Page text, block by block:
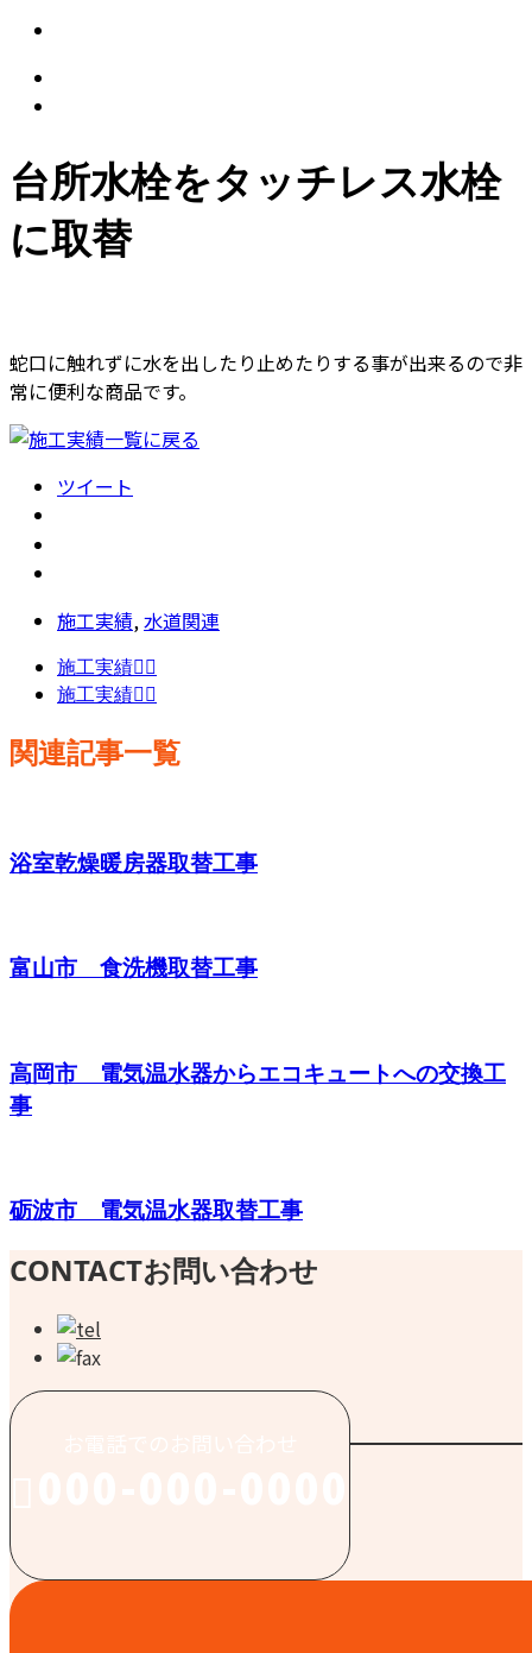
台所水栓をタッチレス水栓
に取替
蛇口に触れずに水を出したり止めたりする事が出来るので非
常に便利な商品です。
ツイート
施工実績,水道関連
施工実績👷‍♂️
施工実績👷‍♂️
関連記事一覧
浴室乾燥暖房器取替工事
富山市 食洗機取替工事
高岡市 電気温水器からエコキュートへの交換工
事
砺波市 電気温水器取替工事
CONTACTお問い合わせ